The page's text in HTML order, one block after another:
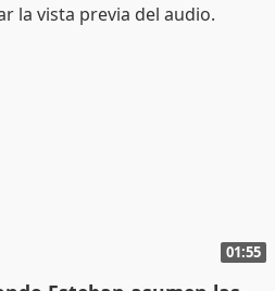
01:55